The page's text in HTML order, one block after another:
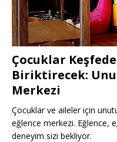
Çocuklar
Biriktirecek:
Merkezi
Çocuklar ve aileler için
eğlence merkezi. Eğlence,
deneyim sizi bekliyor.